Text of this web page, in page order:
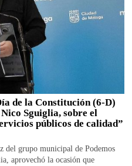
de la Constitución (6-D)
Sguiglia, sobre el
públicos de calidad”
del grupo municipal de Podemos
aprovechó la ocasión que